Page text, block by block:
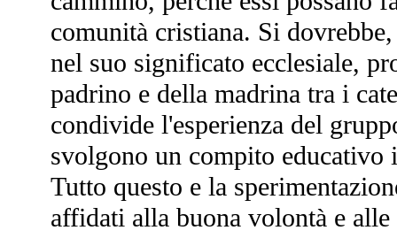
comunità cristiana. Si
nel suo significato ecclesiale,
padrino e della madrina tra i
condivide l'esperienza del
svolgono un compito educativo
Tutto questo e la
affidati alla buona volontà e